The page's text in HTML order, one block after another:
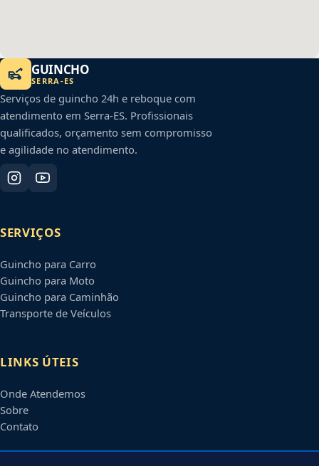
GUINCHO
SERRA -ES
Serviços de guincho 24h e reboque com
atendimento em Serra-ES. Profissionais
qualificados, orçamento sem compromisso
e agilidade no atendimento.
SERVIÇOS
Guincho para Carro
Guincho para Moto
Guincho para Caminhão
Transporte de Veículos
LINKS ÚTEIS
Onde Atendemos
Sobre
Contato